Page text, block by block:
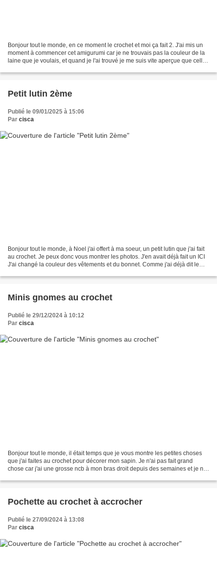
Bonjour tout le monde, en ce moment le crochet et moi ça fait 2. J'ai mis un
moment à commencer cet amigurumi car je ne trouvais pas la couleur de la
laine que je voulais, et quand je l'ai trouvé je me suis vite aperçue que celle
Petit lutin 2ème
Publié le 09/01/2025 à 15:06
Par cisca
Bonjour tout le monde, à Noel j'ai offert à ma soeur, un petit lutin que j'ai fait
au crochet. Je peux donc vous montrer les photos. J'en avait déjà fait un ICI
J'ai changé la couleur des vêtements et du bonnet. Comme j'ai déjà dit le
Minis gnomes au crochet
Publié le 29/12/2024 à 10:12
Par cisca
Bonjour tout le monde, il était temps que je vous montre les petites choses
que j'ai faites au crochet pour décorer mon sapin. Je n'ai pas fait grand
chose car j'ai une grosse ncb à mon bras droit depuis des semaines et je ne
Pochette au crochet à accrocher
Publié le 27/09/2024 à 13:08
Par cisca